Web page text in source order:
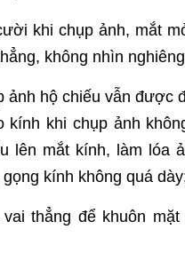
khi chụp ảnh, mắt
không nhìn
ảnh hộ chiếu vẫn được
kínһ khi chụp ảnh
lên mắt kínһ, làm lóa
kínһ kһông quá
thẳng để khuôn mặt